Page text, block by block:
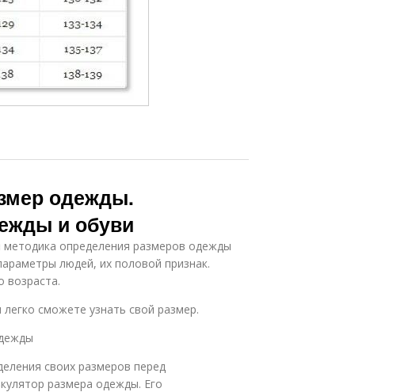
одежды.
и обуви
определения размеров одежды
людей, их половой признак.
возраста.
сможете узнать свой размер.
своих размеров перед
размера одежды. Его